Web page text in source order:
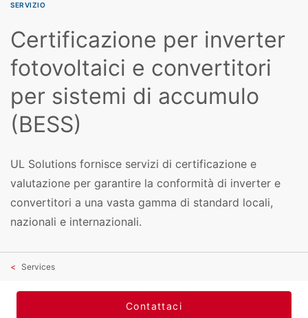
SERVIZIO
Certificazione per inverter
fotovoltaici e convertitori
per sistemi di accumulo
(BESS)
UL Solutions fornisce servizi di certificazione e
valutazione per garantire la conformità di inverter e
convertitori a una vasta gamma di standard locali,
nazionali e internazionali.
Services
Contattaci